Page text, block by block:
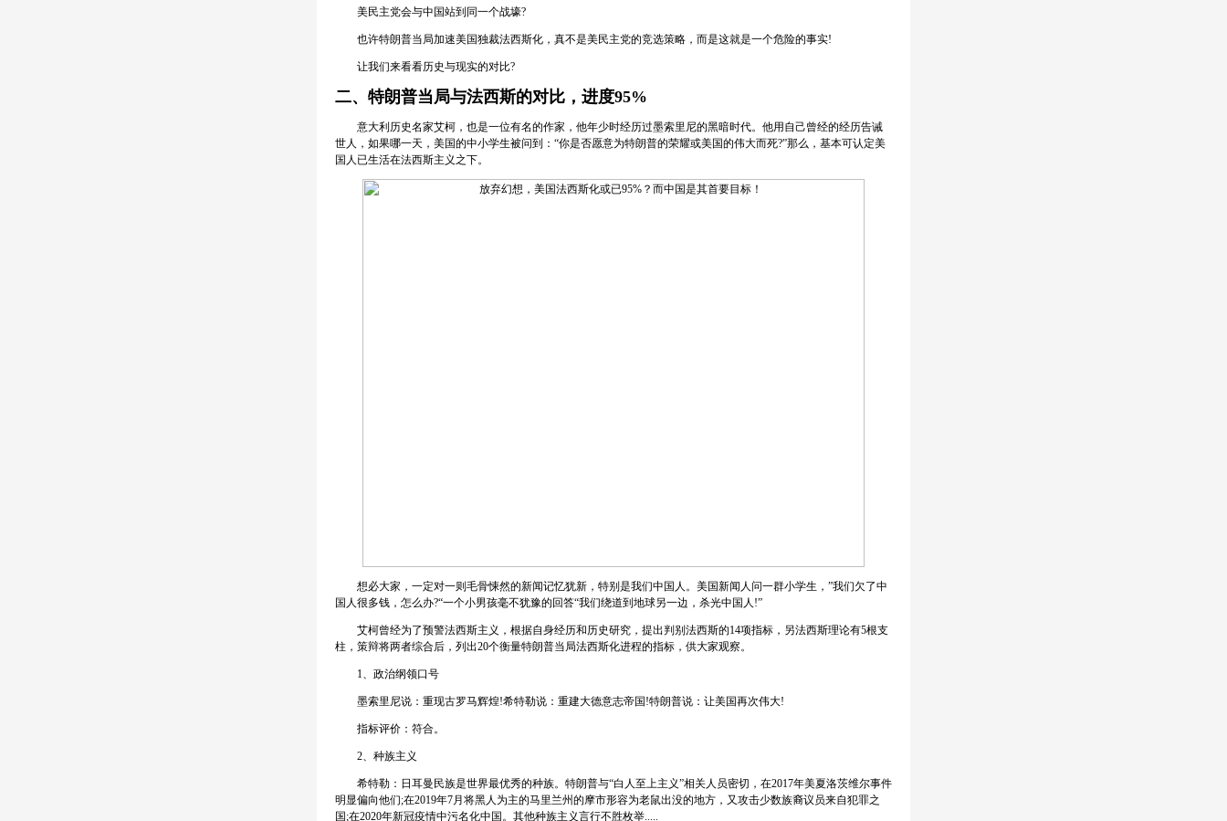
美民主党会与中国站到同一个战壕?
也许特朗普当局加速美国独裁法西斯化，真不是美民主党的竞选策略，而是这就是一个危险的事实!
让我们来看看历史与现实的对比?
二、特朗普当局与法西斯的对比，进度95%
意大利历史名家艾柯，也是一位有名的作家，他年少时经历过墨索里尼的黑暗时代。他用自己曾经的经历告诫
世人，如果哪一天，美国的中小学生被问到：“你是否愿意为特朗普的荣耀或美国的伟大而死?”那么，基本可认定美
国人已生活在法西斯主义之下。
想必大家，一定对一则毛骨悚然的新闻记忆犹新，特别是我们中国人。美国新闻人问一群小学生，”我们欠了中
国人很多钱，怎么办?“一个小男孩毫不犹豫的回答“我们绕道到地球另一边，杀光中国人!”
艾柯曾经为了预警法西斯主义，根据自身经历和历史研究，提出判别法西斯的14项指标，另法西斯理论有5根支
柱，策辩将两者综合后，列出20个衡量特朗普当局法西斯化进程的指标，供大家观察。
1、政治纲领口号
墨索里尼说：重现古罗马辉煌!希特勒说：重建大德意志帝国!特朗普说：让美国再次伟大!
指标评价：符合。
2、种族主义
希特勒：日耳曼民族是世界最优秀的种族。特朗普与“白人至上主义”相关人员密切，在2017年美夏洛茨维尔事件
明显偏向他们;在2019年7月将黑人为主的马里兰州的摩市形容为老鼠出没的地方，又攻击少数族裔议员来自犯罪之
国;在2020年新冠疫情中污名化中国。其他种族主义言行不胜枚举.....